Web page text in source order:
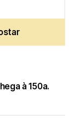
à 150a.